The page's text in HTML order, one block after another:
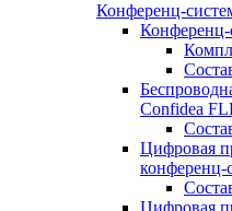
Конференц-
Конференц-
Confidea
Цифровая
конференц-
Цифровая